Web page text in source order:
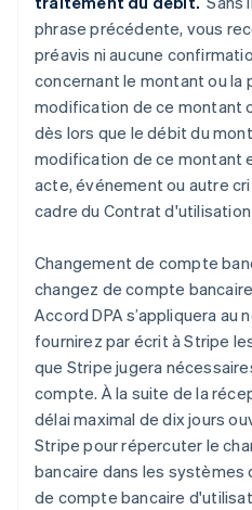
phrase précédente, vous
préavis ni aucune
concernant le montant ou la
modification de ce montant
dès lors que le débit du
modification de ce montant
acte, événement ou autre
cadre du Contrat
Changement de compte
changez de compte
Accord DPA s’appliquera
fournirez par écrit à Stripe
que Stripe jugera
compte. À la suite de la
délai maximal de dix jours
Stripe pour répercuter le
bancaire dans les systèmes
de compte bancaire